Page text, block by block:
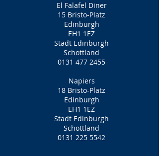
El Falafel Diner
15 Bristo-Platz
Edinburgh
EH1 1EZ
Stadt Edinburgh
Schottland
0131 477 2455
Napiers
18 Bristo-Platz
Edinburgh
EH1 1EZ
Stadt Edinburgh
Schottland
0131 225 5542